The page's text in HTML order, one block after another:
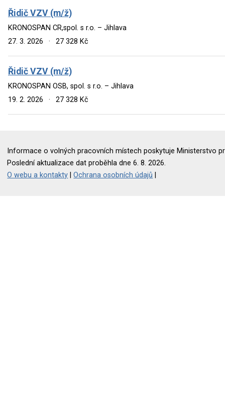
Řidič VZV (m/ž)
KRONOSPAN CR,spol. s r.o. – Jihlava
27. 3. 2026
· 27 328 Kč
Řidič VZV (m/ž)
KRONOSPAN OSB, spol. s r.o. – Jihlava
19. 2. 2026
· 27 328 Kč
Informace o volných pracovních místech poskytuje Ministerstvo
Poslední aktualizace dat proběhla dne 6. 8. 2026.
O webu a kontakty |Ochrana osobních údajů